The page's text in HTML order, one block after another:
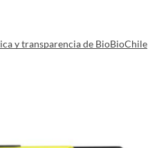
y transparencia de BioBioChile